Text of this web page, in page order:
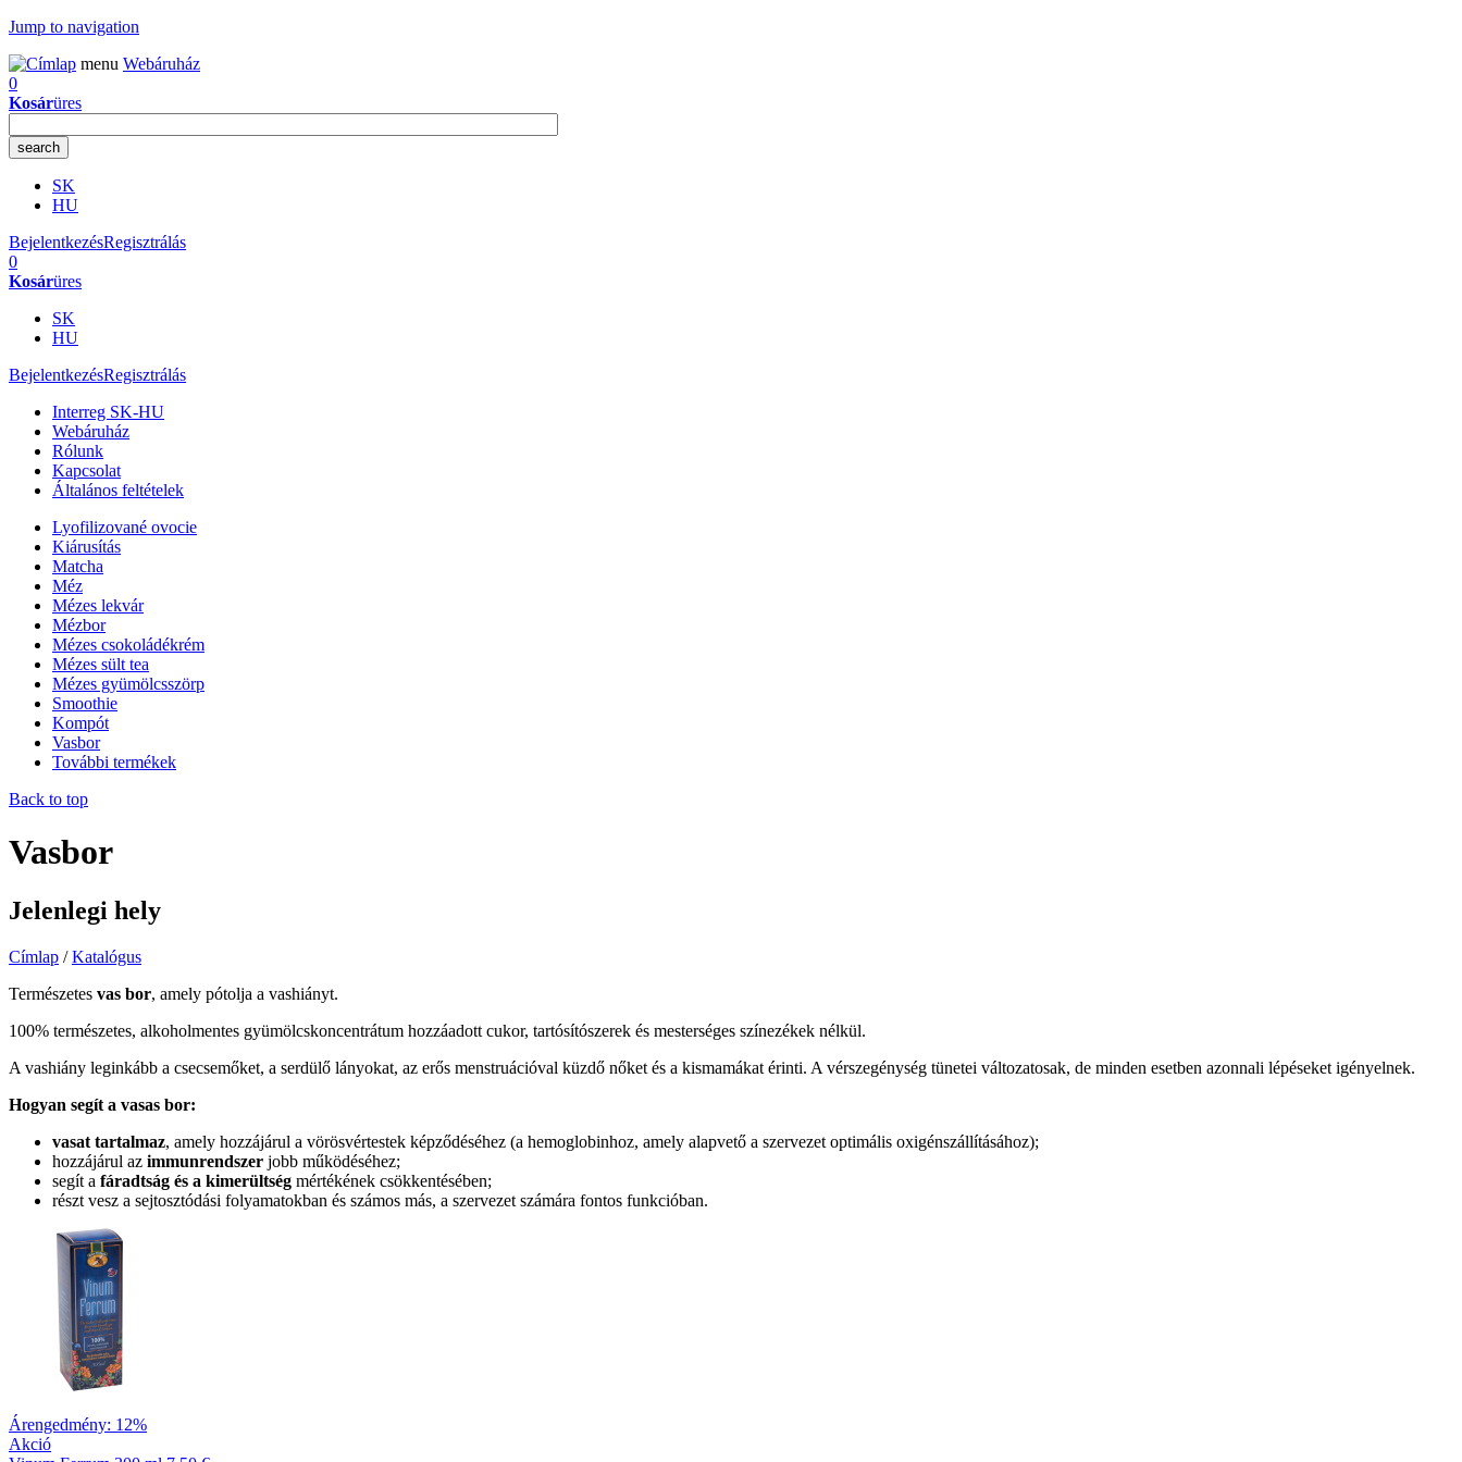
Jump to navigation
menu Webáruház
0
Kosárüres
SK
HU
BejelentkezésRegisztrálás
0
Kosárüres
SK
HU
BejelentkezésRegisztrálás
Interreg SK-HU
Webáruház
Rólunk
Kapcsolat
Általános feltételek
Lyofilizované ovocie
Kiárusítás
Matcha
Méz
Mézes lekvár
Mézbor
Mézes csokoládékrém
Mézes sült tea
Mézes gyümölcsszörp
Smoothie
Kompót
Vasbor
További termékek
Back to top
Vasbor
Jelenlegi hely
Címlap /Katalógus
Természetes vas bor, amely pótolja a vashiányt.
100% természetes, alkoholmentes gyümölcskoncentrátum hozzáadott cukor, tartósítószerek és mesterséges színezékek nélkül.
A vashiány leginkább a csecsemőket, a serdülő lányokat, az erős menstruációval küzdő nőket és a kismamákat érinti. A vérszegénység tünetei változatosak, de minden esetben azonnali lépéseket igényelnek.
Hogyan segít a vasas bor:
vasat tartalmaz, amely hozzájárul a vörösvértestek képződéséhez (a hemoglobinhoz, amely alapvető a szervezet optimális oxigénszállításához);
hozzájárul az immunrendszer jobb működéséhez;
segít a fáradtság és a kimerültség mértékének csökkentésében;
részt vesz a sejtosztódási folyamatokban és számos más, a szervezet számára fontos funkcióban.
Árengedmény: 12%
Akció